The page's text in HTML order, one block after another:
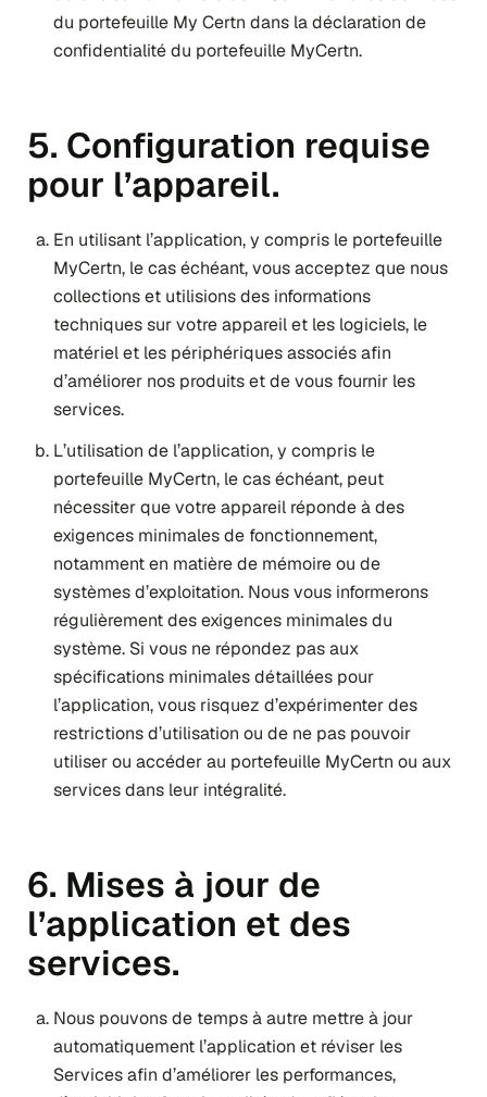
du portefeuille My Certn dans la déclaration de
confidentialité du portefeuille MyCertn.
5. Configuration requise
pour l’appareil.
En utilisant l’application, y compris le portefeuille
MyCertn, le cas échéant, vous acceptez que nous
collections et utilisions des informations
techniques sur votre appareil et les logiciels, le
matériel et les périphériques associés afin
d’améliorer nos produits et de vous fournir les
services.
L’utilisation de l’application, y compris le
portefeuille MyCertn, le cas échéant, peut
nécessiter que votre appareil réponde à des
exigences minimales de fonctionnement,
notamment en matière de mémoire ou de
systèmes d’exploitation. Nous vous informerons
régulièrement des exigences minimales du
système. Si vous ne répondez pas aux
spécifications minimales détaillées pour
l’application, vous risquez d’expérimenter des
restrictions d’utilisation ou de ne pas pouvoir
utiliser ou accéder au portefeuille MyCertn ou aux
services dans leur intégralité.
6. Mises à jour de
l’application et des
services.
Nous pouvons de temps à autre mettre à jour
automatiquement l’application et réviser les
Services afin d’améliorer les performances,